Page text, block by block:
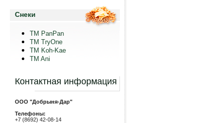
Снеки
TM PanPan
ТМ TryOne
ТМ Koh-Kae
TM Ani
Контактная информация
ООО "Добрыня-Дар"
Телефоны:
+7 (8692) 42-08-14